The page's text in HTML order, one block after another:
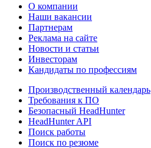
О компании
Наши вакансии
Партнерам
Реклама на сайте
Новости и статьи
Инвесторам
Кандидаты по профессиям
Производственный календарь
Требования к ПО
Безопасный HeadHunter
HeadHunter API
Поиск работы
Поиск по резюме